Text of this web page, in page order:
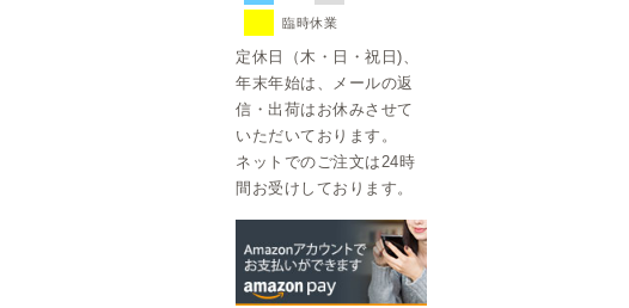
臨時休業
定休日（木・日・祝日)、
年末年始は、メールの返
信・出荷はお休みさせて
いただいております。
ネットでのご注文は24時
間お受けしております。